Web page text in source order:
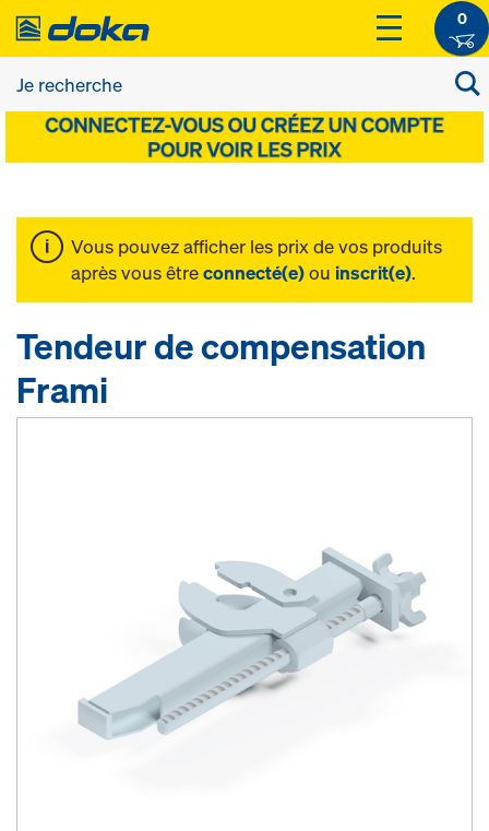
0
Vous pouvez afficher les prix de vos produits
après vous êtreconnecté(e)ou inscrit(e).
Tendeur de compensation
Frami